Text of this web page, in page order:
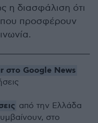
η διασφάλιση ότι
που προσφέρουν
στο Google News
από την Ελλάδα
στο